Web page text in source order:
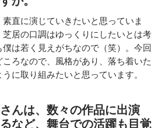
直に演じていきたいと思っていま
居の口調はゆっくりにしたいとは考
は若く見えがちなので（笑）。今回
ろなので、風格があり、落ち着いた
に取り組みたいと思っています。
んは、数々の作品に出演
など、舞台での活躍も目覚